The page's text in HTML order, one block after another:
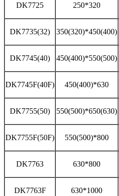
DK7725 250*320
DK7735(32) 350(320)*450(400)
DK7745(40) 450(400)*550(500)
DK7745F(40F) 450(400)*630
DK7755(50) 550(500)*650(630)
DK7755F(50F) 550(500)*800
DK7763 630*800
DK7763F 630*1000